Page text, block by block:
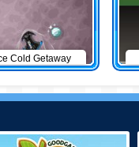
Cold Getaway